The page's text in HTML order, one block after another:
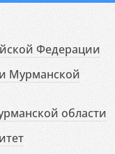
Федерации
Мурманской
области